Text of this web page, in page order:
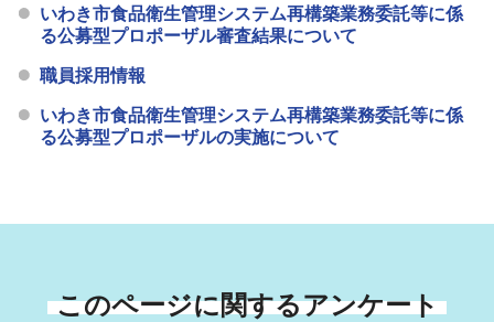
いわき市食品衛生管理システム再構築業務委託等に係
る公募型プロポーザル審査結果について
職員採用情報
いわき市食品衛生管理システム再構築業務委託等に係
る公募型プロポーザルの実施について
このページに関するアンケート